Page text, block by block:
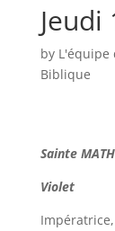
Jeudi
by L'équipe
Biblique
Sainte
Violet